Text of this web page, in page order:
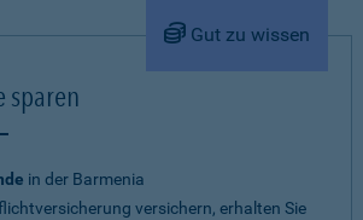
Gut zu wissen
sparen
in der Barmenia
versichern, erhalten Sie